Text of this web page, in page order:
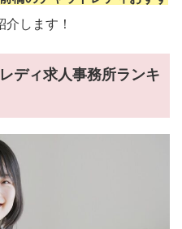
介します！
ディ求人事務所ランキ